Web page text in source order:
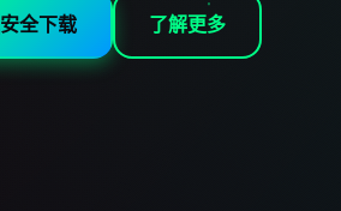
安全下载 了解更多